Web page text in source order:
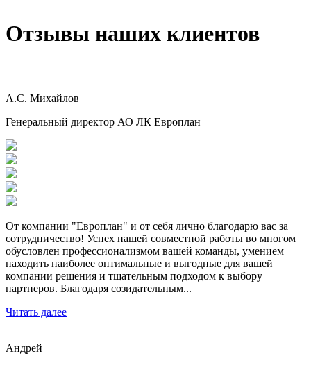
Отзывы наших клиентов
А.С. Михайлов
Генеральный директор АО ЛК Европлан
От компании "Европлан" и от себя лично благодарю вас за
сотрудничество! Успех нашей совместной работы во многом
обусловлен профессионализмом вашей команды, умением
находить наиболее оптимальные и выгодные для вашей
компании решения и тщательным подходом к выбору
партнеров. Благодаря созидательным...
Читать далее
Андрей